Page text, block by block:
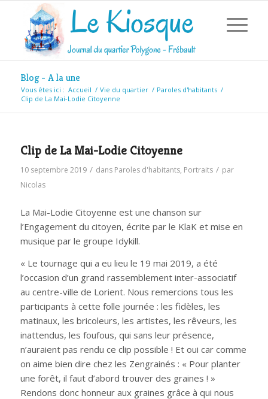
Blog - A la une
Vous êtes ici : Accueil / Vie du quartier / Paroles d'habitants /
Clip de La Mai-Lodie Citoyenne
Clip de La Mai-Lodie Citoyenne
10 septembre 2019 / dans Paroles d'habitants, Portraits / par
Nicolas
La Mai-Lodie Citoyenne est une chanson sur
l’Engagement du citoyen, écrite par le KlaK et mise en
musique par le groupe Idykill.
« Le tournage qui a eu lieu le 19 mai 2019, a été
l’occasion d’un grand rassemblement inter-associatif
au centre-ville de Lorient. Nous remercions tous les
participants à cette folle journée : les fidèles, les
matinaux, les bricoleurs, les artistes, les rêveurs, les
inattendus, les foufous, qui sans leur présence,
n’auraient pas rendu ce clip possible ! Et oui car comme
on aime bien dire chez les Zengrainés : « Pour planter
une forêt, il faut d’abord trouver des graines ! »
Rendons donc honneur aux graines grâce à qui nous